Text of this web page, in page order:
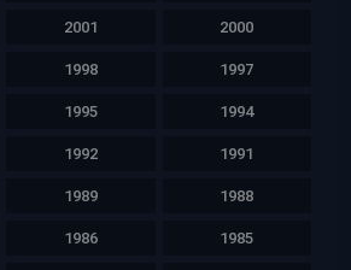
2001 2000
1998 1997
1995 1994
1992 1991
1989 1988
1986 1985